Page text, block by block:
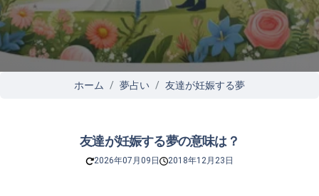
ホーム 夢占い 友達が妊娠する夢
友達が妊娠する夢の意味は？
2026年07月09日 2018年12月23日